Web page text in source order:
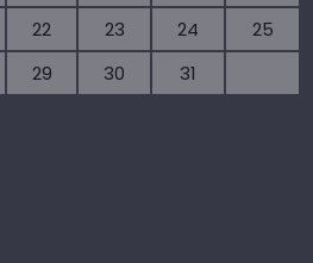
22 23 24
25
29 30
31